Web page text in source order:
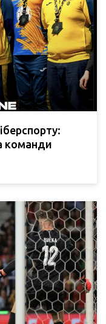
команди